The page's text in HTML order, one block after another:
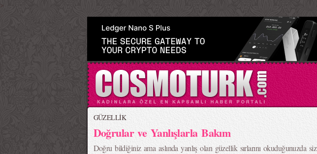
>
GÜZELLİK
Doğrular ve Yanlışlarla Bakım
Doğru bildiğiniz ama aslında yanlış olan güzellik sırlarını okuduğunuzda siz